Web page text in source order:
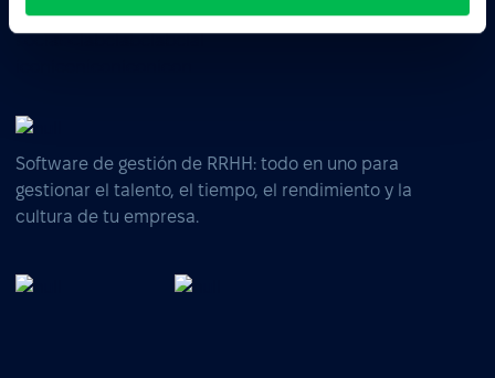
Software de gestión de RRHH: todo en uno para
gestionar el talento, el tiempo, el rendimiento y la
cultura de tu empresa.